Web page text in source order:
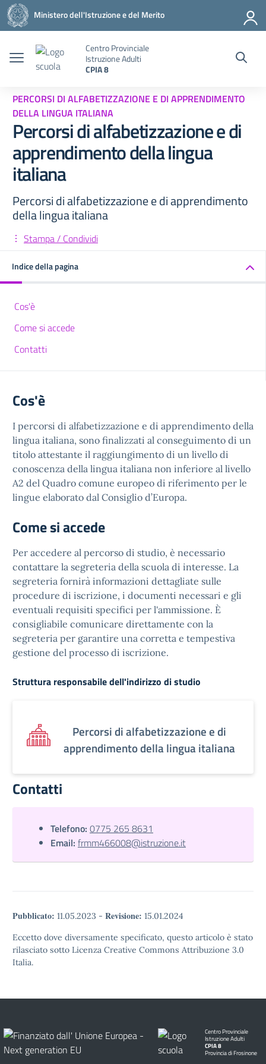
Vai ai contenuti
Vai al menu di navigazione
Vai al footer
Ministero dell'Istruzione e del Merito
Centro Provinciale
Istruzione Adulti
CPIA 8
PERCORSI DI ALFABETIZZAZIONE E DI APPRENDIMENTO
DELLA LINGUA ITALIANA
Percorsi di alfabetizzazione e di
apprendimento della lingua
italiana
Percorsi di alfabetizzazione e di apprendimento
della lingua italiana
Stampa / Condividi
Indice della pagina
Cos'è
Come si accede
Contatti
Cos'è
I percorsi di alfabetizzazione e di apprendimento della
lingua italiana, sono finalizzati al conseguimento di un
titolo attestante il raggiungimento di un livello di
conoscenza della lingua italiana non inferiore al livello
A2 del Quadro comune europeo di riferimento per le
lingue elaborato dal Consiglio d’Europa.
Come si accede
Per accedere al percorso di studio, è necessario
contattare la segreteria della scuola di interesse. La
segreteria fornirà informazioni dettagliate sulle
procedure di iscrizione, i documenti necessari e gli
eventuali requisiti specifici per l'ammissione. È
consigliabile comunicare direttamente con la
segreteria per garantire una corretta e tempestiva
gestione del processo di iscrizione.
Struttura responsabile dell'indirizzo di studio
Percorsi di alfabetizzazione e di
apprendimento della lingua italiana
Contatti
Telefono: 0775 265 8631
Email: frmm466008@istruzione.it
Pubblicato: 11.05.2023 - Revisione: 15.01.2024
Eccetto dove diversamente specificato, questo articolo è stato
rilasciato sotto Licenza Creative Commons Attribuzione 3.0
Italia.
Centro Provinciale
Istruzione Adulti
CPIA 8
Provincia di Frosinone